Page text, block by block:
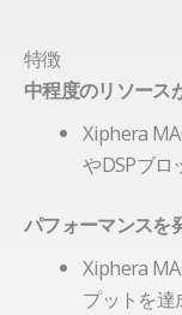
特徴
中程度のリソース
Xiphera
やDSPブロ
パフォーマンスを
Xiphera
プットを